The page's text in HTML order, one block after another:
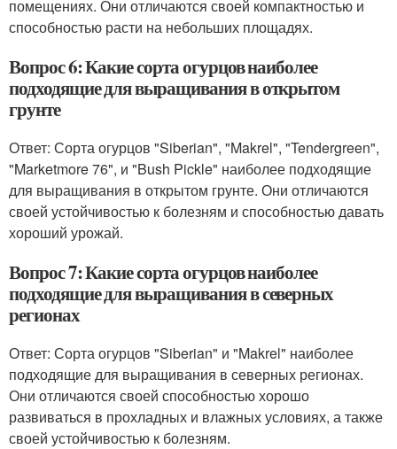
помещениях. Они отличаются своей компактностью и
способностью расти на небольших площадях.
Вопрос 6: Какие сорта огурцов наиболее
подходящие для выращивания в открытом
грунте
Ответ: Сорта огурцов "Siberian", "Makrel", "Tendergreen",
"Marketmore 76", и "Bush Pickle" наиболее подходящие
для выращивания в открытом грунте. Они отличаются
своей устойчивостью к болезням и способностью давать
хороший урожай.
Вопрос 7: Какие сорта огурцов наиболее
подходящие для выращивания в северных
регионах
Ответ: Сорта огурцов "Siberian" и "Makrel" наиболее
подходящие для выращивания в северных регионах.
Они отличаются своей способностью хорошо
развиваться в прохладных и влажных условиях, а также
своей устойчивостью к болезням.